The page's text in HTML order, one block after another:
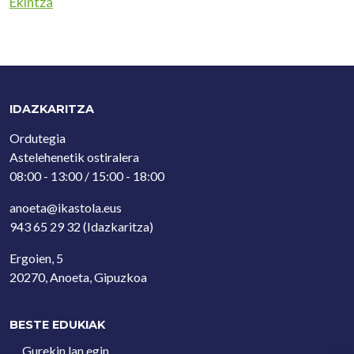
IDAZKARITZA
Ordutegia
Astelehenetik ostiralera
08:00 - 13:00 / 15:00 - 18:00
anoeta@ikastola.eus
943 65 29 32 (Idazkaritza)
Ergoien, 5
20270, Anoeta, Gipuzkoa
BESTE EDUKIAK
Gurekin lan egin